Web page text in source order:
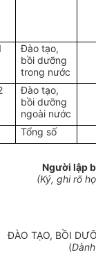
Đào tạo,
bồi dưỡng
trong nước
Đào tạo,
bồi dưỡng
ngoài nước
Tổng số
Người lập
(Ký, ghi rõ
ĐÀO TẠO, BỒI
(